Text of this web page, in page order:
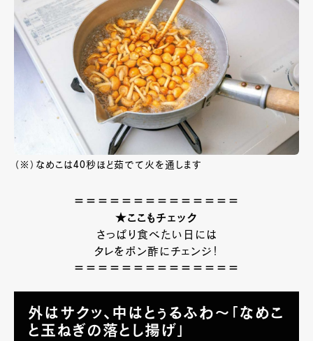
（※）なめこは40秒ほど茹でて火を通します
＝＝＝＝＝＝＝＝＝＝＝＝＝＝
★ここもチェック
さっぱり食べたい日には
タレをポン酢にチェンジ！
＝＝＝＝＝＝＝＝＝＝＝＝＝＝
外はサクッ、中はとぅるふわ～「なめこ
と玉ねぎの落とし揚げ」